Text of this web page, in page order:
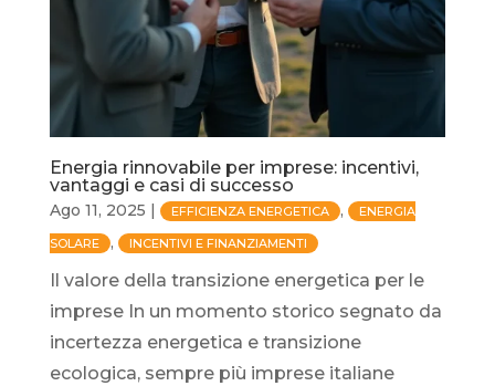
Energia rinnovabile per imprese: incentivi,
vantaggi e casi di successo
Ago 11, 2025 | EFFICIENZA ENERGETICA , ENERGIA
SOLARE , INCENTIVI E FINANZIAMENTI
Il valore della transizione energetica per le
imprese In un momento storico segnato da
incertezza energetica e transizione
ecologica, sempre più imprese italiane